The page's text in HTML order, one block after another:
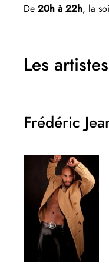
De 20h à 22h, la
Les artistes
Frédéric